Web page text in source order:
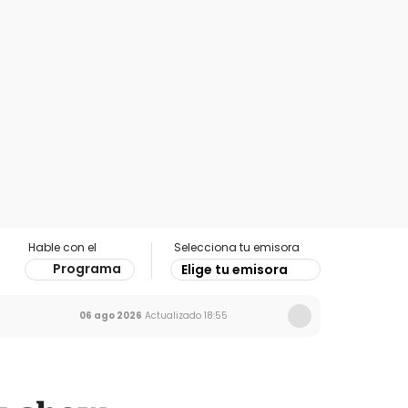
Hable con el
Programa
Selecciona tu emisora
Elige tu emisora
06 ago 2026 Actualizado 18:55